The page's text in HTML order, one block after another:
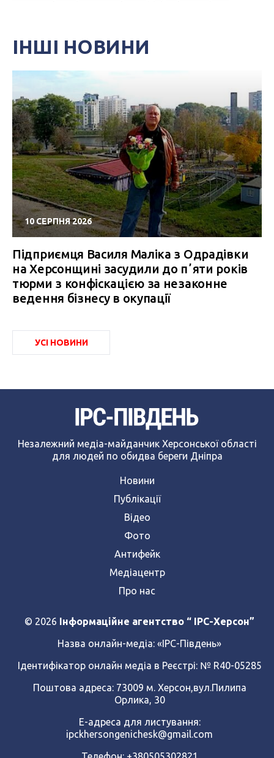
ІНШІ НОВИНИ
10 СЕРПНЯ 2026
Підприємця Василя Маліка з Одрадівки
на Херсонщині засудили до пʼяти років
тюрми з конфіскацією за незаконне
ведення бізнесу в окупації
УСІ НОВИНИ
Незалежний медіа-майданчик Херсонської області
для людей по обидва береги Дніпра
Новини
Публікації
Відео
Фото
Антифейк
Медіацентр
Про нас
© 2026 Інформаційне агентство “ IPC-Херсон”
Назва онлайн-медіа: «ІРС-Південь»
Ідентифікатор онлайн медіа в Реєстрі: № R40-05285
Поштова адреса: 73009 м. Херсон,вул.Пилипа
Орлика, 30
Е-адреса для листування:
ipckhersongenichesk@gmail.com